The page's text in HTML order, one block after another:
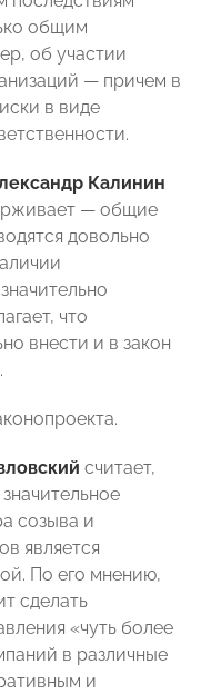
общим
об участии
— причем в
в виде
Калинин
— общие
довольно
что
внести и в закон
считает,
созыва и
является
По его мнению,
сделать
«чуть более
в различные
и